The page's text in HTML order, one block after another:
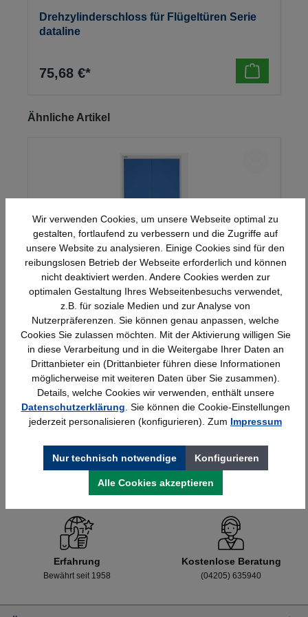
Drehzylinderschloss für Flügeltüren Serie
dataline
75,68 €*
Produktgalerie überspringen
Ähnliche Artikel
Stahl-Flügeltürenschrank Serie 950
428,40 €* Details
Schnelle Lieferung
Bundesweit
Topmarken
Faire Preise
Erfahrung
Bewährt seit 1958
Kostenlose Beratung
(04205) 635940
Wir verwenden Cookies, um unsere Webseite optimal zu
gestalten, fortlaufend zu verbessern und die Zugriffe auf
unsere Website zu analysieren. Einige Cookies sind für den
reibungslosen Betrieb der Webseite erforderlich und können
nicht deaktiviert werden. Andere Cookies werden zur
optimalen Gestaltung Ihres Webseitenbesuchs verwendet,
z.B. für soziale Medien und zur Analyse von
Nutzerpräferenzen. Sie können genau anpassen, welche
Cookies Sie zulassen möchten. Mit der Aktivierung willigen Sie
in diese Verarbeitung und in die Weitergabe Ihrer Daten an
Drittanbieter ein (Drittanbieter führen diese Informationen
möglicherweise mit weiteren Daten über Sie zusammen).
Details, welche Cookies wir verwenden, enthält unsere
Datenschutzerklärung . Sie können die Cookie-Einstellungen
jederzeit personalisieren (konfigurieren). Zum Impressum
Nur technisch notwendige Konfigurieren
Alle Cookies akzeptieren